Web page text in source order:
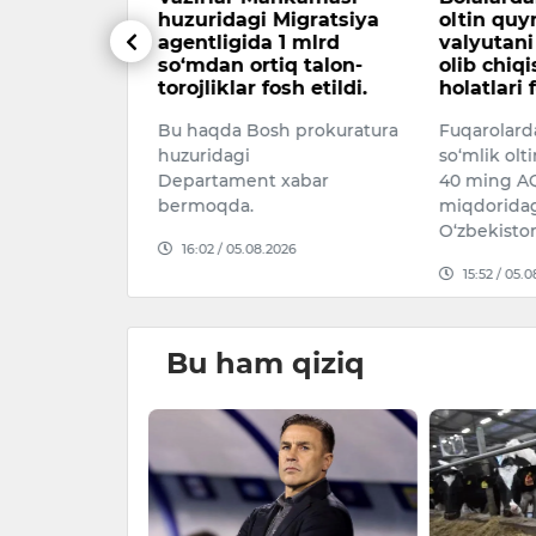
huzuridagi Migratsiya
agentligida 1 mlrd
so‘mdan ortiq talon-
torojliklar fosh etildi.
Bu haqda Bosh prokuratura
huzuridagi
Departament xabar
bermoqda.
16:02 / 05.08.2026
oltin
olib
holatlari
so‘mlik
40 ming
15:52 /
Bu ham qiziq